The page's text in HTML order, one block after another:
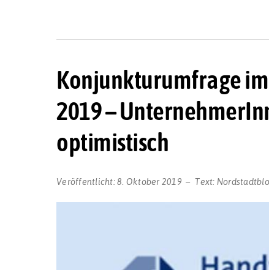
Konjunkturumfrage
2019 –
optimistisch
Veröffentlicht:8. Oktober 2019 Text: